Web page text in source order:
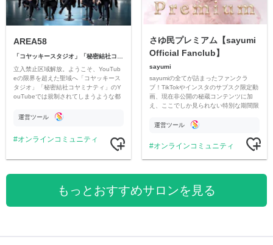
AREA58
立入禁止区域解放。ようこそ、YouTub
eの限界を超えた聖域へ「コヤッキース
タジオ」「秘密結社コヤミナティ」のY
ouTubeでは規制されてしまうような都
公開。
運営ツール
オンラインコミュニティ
さゆ民プレミアム【sayumi
Official Fanclub】
sayumi
sayumiの全てが詰まったファンクラ
ブ！TikTokやインスタのサブスク限定動
画、現在非公開の秘蔵コンテンツに加
え、ここでしか見られない特別な期間限
運営ツール
オンラインコミュニティ
もっとおすすめサロンを見る